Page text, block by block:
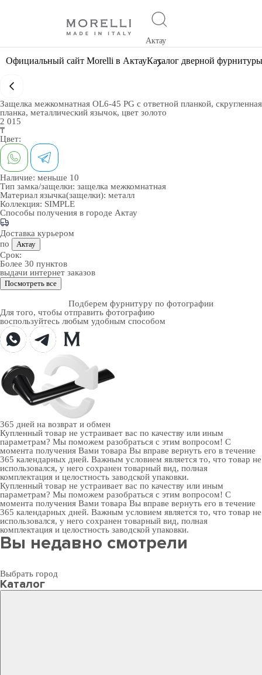
Актау
Официальный сайт Morelli в АктауКаталог дверной фурнитуры
Защелка межкомнатная OL6-45 PG с ответной планкой, скругленная
планка, металлический язычок, цвет золото
2 015
₸
Цвет:
Наличие: меньше 10
Тип замка/защелки: защелка межкомнатная
Материал язычка(защелки): металл
Коллекция: SIMPLE
Способы получения в городе Актау
Доставка курьером
по
Актау
Срок:
Более 30 пунктов
выдачи интернет заказов
Посмотреть все
Подберем фурнитуру по фотографии
Для того, чтобы отправить фотографию
воспользуйтесь любым удобным способом
365 дней на возврат и обмен
Купленный товар не устраивает вас по качеству или иным
параметрам? Мы поможем разобраться с этим вопросом! С
момента получения Вами товара Вы вправе вернуть его в течение
365 календарных дней. Важным условием является то, что товар не
использовался, у него сохранен товарный вид, полная
комплектация и целостность заводской упаковки.
Купленный товар не устраивает вас по качеству или иным
параметрам? Мы поможем разобраться с этим вопросом! С
момента получения Вами товара Вы вправе вернуть его в течение
365 календарных дней. Важным условием является то, что товар не
использовался, у него сохранен товарный вид, полная
комплектация и целостность заводской упаковки.
Вы недавно смотрели
Выбрать город
Каталог